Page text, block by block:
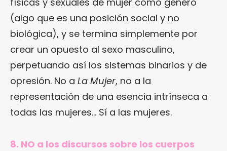
(algo que es una posición social y no
biológica), y se termina simplemente por
crear un opuesto al sexo masculino,
perpetuando así los sistemas binarios y de
opresión. No a La Mujer, no a la
representación de una esencia intrínseca a
todas las mujeres… Sí a las mujeres.
8. NO a los discursos sobre los cuerpos